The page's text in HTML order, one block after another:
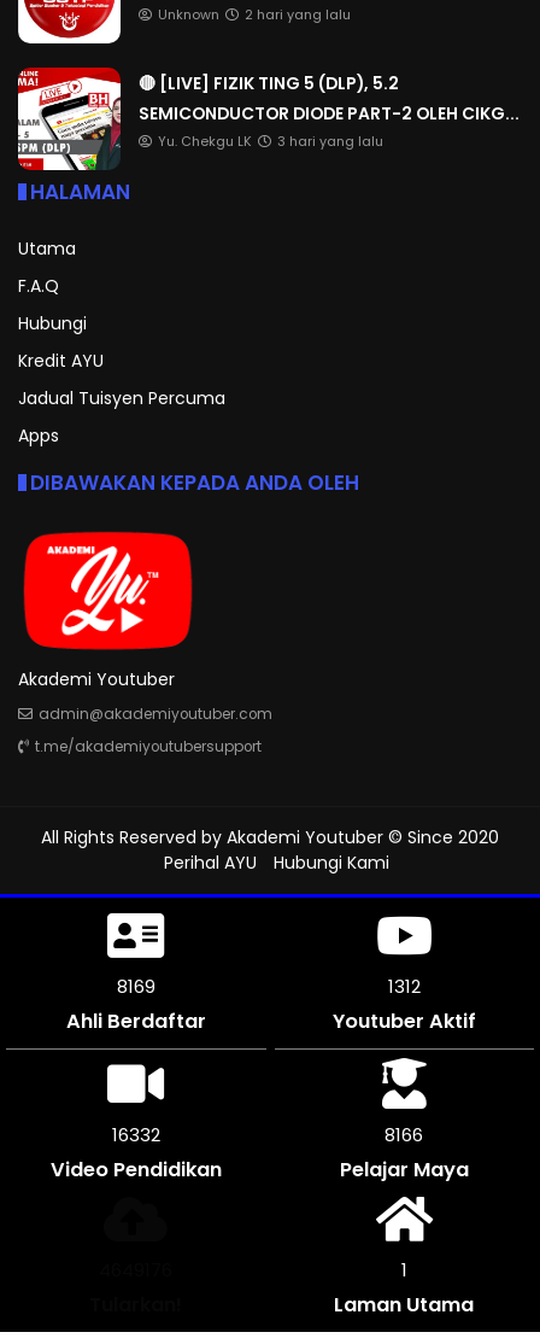
Unknown 2 hari yang lalu
🔴 [LIVE] FIZIK TING 5 (DLP), 5.2
SEMICONDUCTOR DIODE PART-2 OLEH CIKG...
Yu. Chekgu LK 3 hari yang lalu
HALAMAN
Utama
F.A.Q
Hubungi
Kredit AYU
Jadual Tuisyen Percuma
Apps
DIBAWAKAN KEPADA ANDA OLEH
Akademi Youtuber
admin@akademiyoutuber.com
t.me/akademiyoutubersupport
All Rights Reserved by Akademi Youtuber © Since 2020
Perihal AYU
Hubungi Kami
8610
Ahli Berdaftar
1312
Youtuber Aktif
17220
Video Pendidikan
8607
Pelajar Maya
1
Laman Utama